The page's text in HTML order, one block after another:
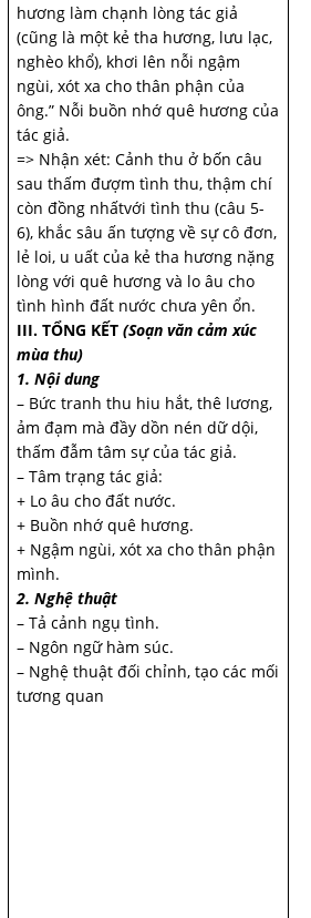
hương làm chạnh lòng tác giả
(cũng là một kẻ tha hương, lưu lạc,
nghèo khổ), khơi lên nỗi ngậm
ngùi, xót xa cho thân phận của
ông.” Nỗi buồn nhớ quê hương của
tác giả.
=> Nhận xét: Cảnh thu ở bốn câu
sau thấm đượm tình thu, thậm chí
còn đồng nhấtvới tình thu (câu 5-
6), khắc sâu ấn tượng về sự cô đơn,
lẻ loi, u uất của kẻ tha hương nặng
lòng với quê hương và lo âu cho
tình hình đất nước chưa yên ổn.
III. TỔNG KẾT (Soạn văn cảm xúc
mùa thu)
1. Nội dung
– Bức tranh thu hiu hắt, thê lương,
ảm đạm mà đầy dồn nén dữ dội,
thấm đẫm tâm sự của tác giả.
– Tâm trạng tác giả:
+ Lo âu cho đất nước.
+ Buồn nhớ quê hương.
+ Ngậm ngùi, xót xa cho thân phận
mình.
2. Nghệ thuật
– Tả cảnh ngụ tình.
– Ngôn ngữ hàm súc.
– Nghệ thuật đối chỉnh, tạo các mối
tương quan